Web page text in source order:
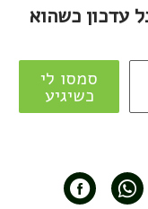
עדכון כשהוא
סמסו לי
כשיגיע